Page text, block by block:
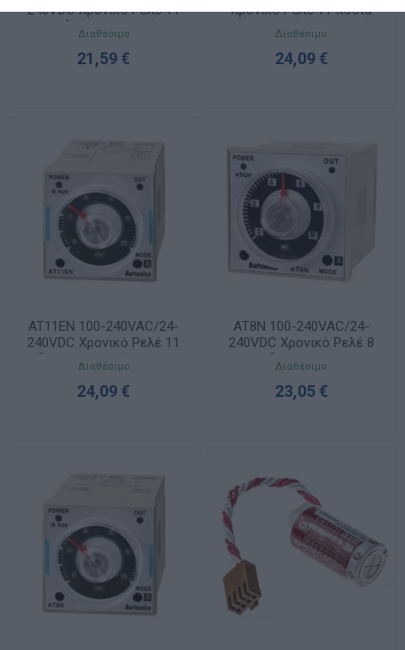
240VDC Χρονικό Ρελέ 11
πόδια 48x48mm (2
χρονικές)
Διαθέσιμο
21,59 €
Χρονικό Ρελέ 11 πόδια
48x48mm (2 χρονικές)
Διαθέσιμο
24,09 €
AT11EN 100-240VAC/24-
240VDC Χρονικό Ρελέ 11
πόδια 48x48mm (1 χρονική
+ 1 άμεση)
Διαθέσιμο
24,09 €
AT8N 100-240VAC/24-
240VDC Χρονικό Ρελέ 8
πόδια 48x48mm
Διαθέσιμο
23,05 €